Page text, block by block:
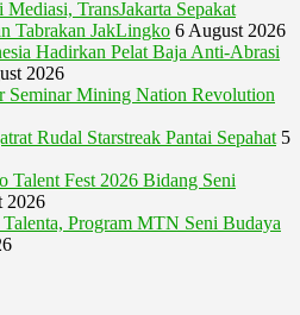
TransJakarta Sepakat
Tabrakan JakLingko 6 August 2026
Hadirkan Pelat Baja Anti-Abrasi
2026
Seminar Mining Nation Revolution
Rudal Starstreak Pantai Sepahat 5
Talent Fest 2026 Bidang Seni
2026
Program MTN Seni Budaya